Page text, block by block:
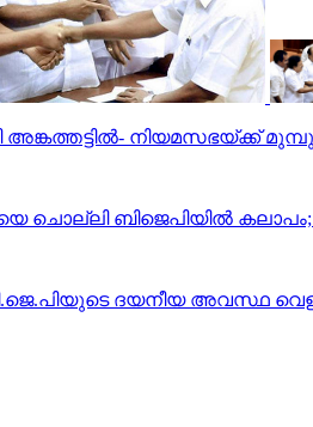
അങ്കത്തട്ടില്‍- നിയമസഭയ്ക്ക്
ചൊല്ലി ബിജെപിയില്‍
ദയനീയ അവസ്ഥ